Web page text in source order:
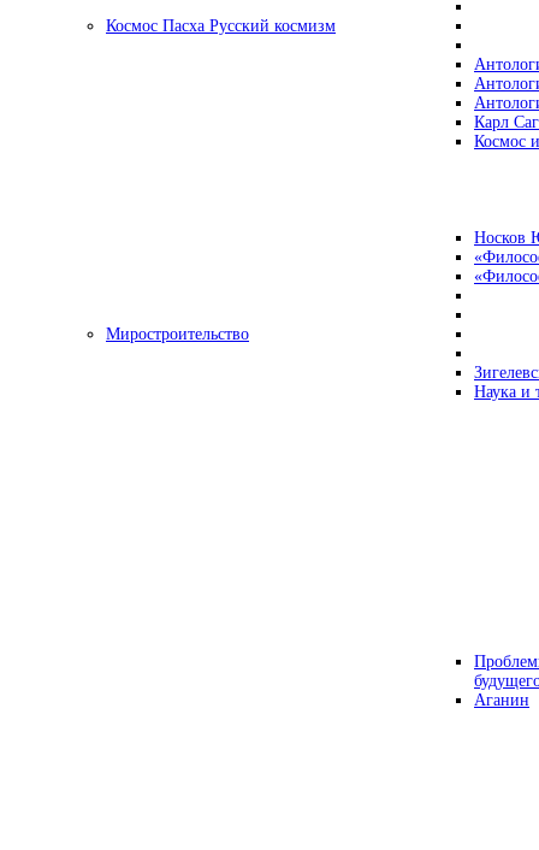
Космос Пасха Русский космизм
Карл
Космос
Носков
Миростроительство
Наука и
Аганин